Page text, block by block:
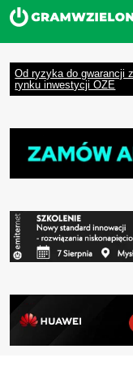
Od ryzyka do gwarancji
rynku inwestycji OZE